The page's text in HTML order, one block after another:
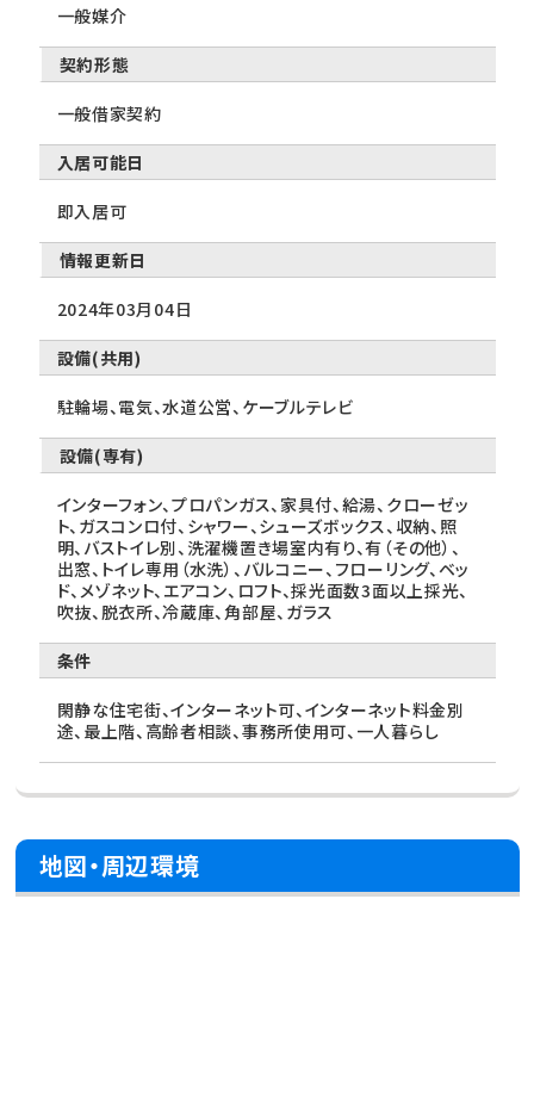
一般媒介
契約形態
一般借家契約
入居可能日
即入居可
情報更新日
2024年03月04日
設備(共用)
駐輪場、電気、水道公営、ケーブルテレビ
設備(専有)
インターフォン、プロパンガス、家具付、給湯、クローゼッ
ト、ガスコンロ付、シャワー、シューズボックス、収納、照
明、バストイレ別、洗濯機置き場室内有り、有（その他）、
出窓、トイレ専用（水洗）、バルコニー、フローリング、ベッ
ド、メゾネット、エアコン、ロフト、採光面数3面以上採光、
吹抜、脱衣所、冷蔵庫、角部屋、ガラス
条件
閑静な住宅街、インターネット可、インターネット料金別
途、最上階、高齢者相談、事務所使用可、一人暮らし
地図・周辺環境